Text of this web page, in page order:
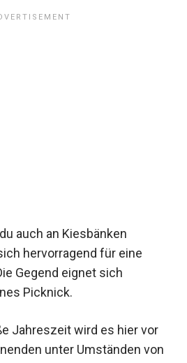
auch an Kiesbänken
hervorragend für eine
Gegend eignet sich
Picknick.
Jahreszeit wird es hier vor
unter Umständen von